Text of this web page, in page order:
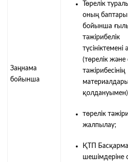
Заңнама
бойынша
Төрелік
оның баптары
бойынша
тәжірибелік
түсініктемені
(төрелік және
тәжірибесінің
төрелік
жалпылау;
ҚТП
шешімдеріне